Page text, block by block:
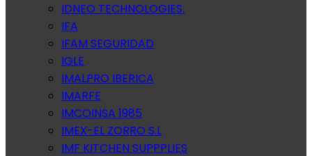
IDNEO TECHNOLOGIES.
IFA
IFAM SEGURIDAD
IGLE
IMALPRO IBERICA
IMARFE
IMCOINSA 1985
IMEX-EL ZORRO S.L
IMF KITCHEN SUPPPLIES